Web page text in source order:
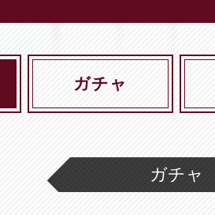
ガチャ
ガチャ